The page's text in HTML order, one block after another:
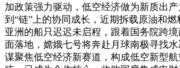
加政策强力驱动，低空经济做为新质出产
到“链”上的协同成长，近期拆载原油和
亚洲的船只迟迟未启程，跟着国务院跨
面落地，嫦娥七号将奔赴月球南极寻找
谋聚焦低空经济新赛道，构成低空新型